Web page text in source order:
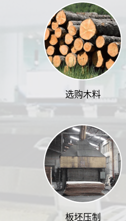
选购木料
板坯压制